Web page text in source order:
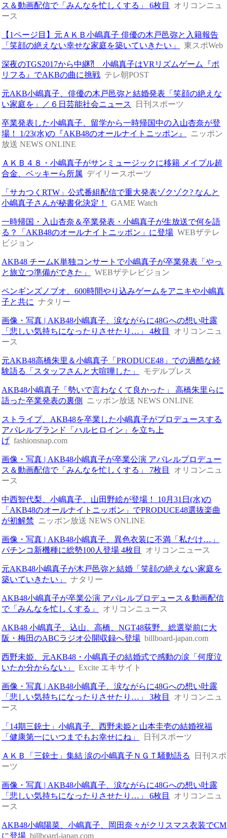
ス＆動画配信で「みんなを忙しくする」 6枚目
オリコンニュ
ース
【1ページ目】元ＡＫＢ小嶋真子 俳優の木戸邑弥と入籍報告
「笑顔の絶えない幸せな家庭を築いていきたい」
東スポWeb
深夜のTGS2017から中継⁈ 小嶋真子はVRリズムゲーム『ポ
リフる』でAKBの曲に挑戦 テレ朝POST
元AKB小嶋真子、俳優の木戸邑弥と結婚発表「笑顔の絶えな
い家庭を」／６日芸能社会ニュース
日刊スポーツ
卒業発表した小嶋真子、留学から一時帰国中の入山杏奈が登
場！ 1/23(水)の『AKB48のオールナイトニッポン』
ニッポン
放送 NEWS ONLINE
ＡＫＢ４８・小嶋真子がサンミュージックに移籍 メイプル超
合金、ベッキーら所属 デイリースポーツ
「サカつくRTW」公式番組配信で重大発表ゾクゾク? なんと
小嶋真子さんが秘書化決定！
GAME Watch
一時帰国・入山杏奈＆卒業発表・小嶋真子が生放送で何を語
る？「AKB48のオールナイトニッポン」に登場 WEBザテレ
ビジョン
AKB48 チームK単独コンサートで小嶋真子が卒業発表「やっ
と旅立つ準備ができた」
WEBザテレビジョン
ペンギンズノブオ、600時間やり込みゲームをアニキや小嶋真
子と共に ナタリー
画像・写真 | AKB48小嶋真子、涙ながらに48Gへの想い吐露
「悲しい気持ちになったりさせたり…」 4枚目
オリコンニュ
ース
元AKB48高橋朱里＆小嶋真子「PRODUCE48」での過酷な経
験語る「スタッフさんと大喧嘩した」
モデルプレス
AKB48小嶋真子「勢いで言わなくて良かった」 高橋朱里らに
語った卒業発表の裏側
ニッポン放送 NEWS ONLINE
ストライプ、AKB48を卒業した小嶋真子がプロデュースする
アパレルブランド「ハルヒロイン」を立ち上
げ fashionsnap.com
画像・写真 | AKB48小嶋真子が卒業公演 アパレルプロデュー
ス＆動画配信で「みんなを忙しくする」 7枚目
オリコンニュ
ース
中西智代梨、小嶋真子、山田野絵が登場！ 10月31日(水)の
「AKB48のオールナイトニッポン」でPRODUCE48選抜楽曲
が初解禁 ニッポン放送 NEWS ONLINE
画像・写真 | AKB48小嶋真子、異色衣装に不満「私だけ…」
パチンコ新機種に総勢100人登場 4枚目
オリコンニュース
元AKB48小嶋真子が木戸邑弥と結婚「笑顔の絶えない家庭を
築いていきたい」
ナタリー
AKB48小嶋真子が卒業公演 アパレルプロデュース＆動画配信
で「みんなを忙しくする」
オリコンニュース
AKB48 小嶋真子、込山、高橋、NGT48荻野、総選挙前に大
阪・梅田のABCラジオ公開収録へ登場 billboard-japan.com
西野未姫、元AKB48・小嶋真子の結婚式で感動の涙「何度泣
いたか分からない」
Excite エキサイト
画像・写真 | AKB48小嶋真子、涙ながらに48Gへの想い吐露
「悲しい気持ちになったりさせたり…」 3枚目
オリコンニュ
ース
「14期三銃士」小嶋真子、西野未姫と山本圭壱の結婚祝福
「健康第一にいつまでもお幸せにね」
日刊スポーツ
ＡＫＢ「三銃士」集結 涙の小嶋真子ＮＧＴ騒動語る
日刊スポ
ーツ
画像・写真 | AKB48小嶋真子、涙ながらに48Gへの想い吐露
「悲しい気持ちになったりさせたり…」 6枚目
オリコンニュ
ース
AKB48小嶋陽菜、小嶋真子、岡田奈々がクリスマス衣装でCM
に登場 billboard-japan.com